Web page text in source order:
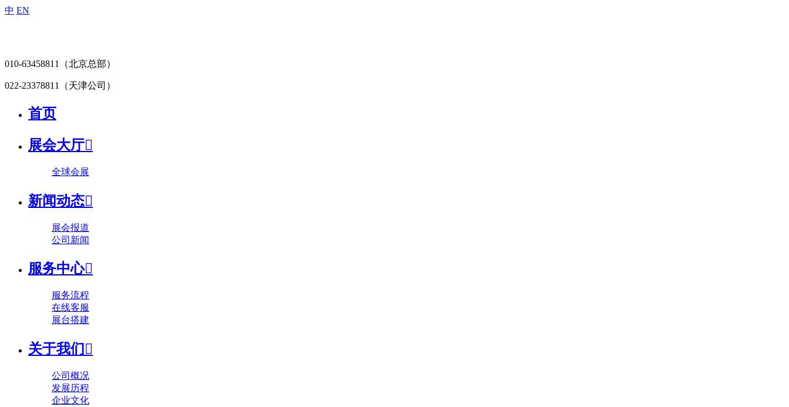
中 EN
010-63458811 （北京总部）
022-23378811 （天津公司）
首页
展会大厅
全球会展
新闻动态
展会报道
公司新闻
服务中心
服务流程
在线客服
展台搭建
关于我们 
公司概况
发展历程
企业文化